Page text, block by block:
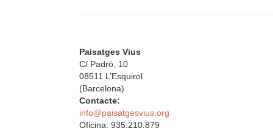
Paisatges Vius
C/ Padró, 10
08511 L’Esquirol
(Barcelona)
Contacte:
info@paisatgesvius.org
Oficina: 935.210.879